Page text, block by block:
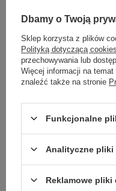
Podmiot odpowiedzialny za
produkt na terenie
Parametry
Może
Dbamy o Twoją
Sklep korzysta z plików
Polityką dotyczącą cookies
przechowywania lub
Więcej informacji na
znaleźć także na stronie
Funkcjonalne
Analityczne pliki
Reklamowe pliki